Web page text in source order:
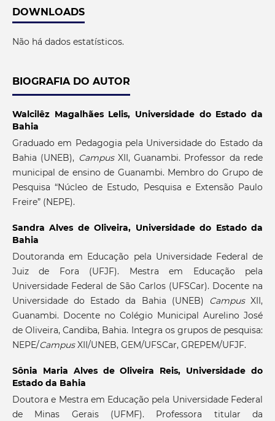
DOWNLOADS
Não há dados estatísticos.
BIOGRAFIA DO AUTOR
Walcilêz Magalhães Lelis, Universidade do Estado da
Bahia
Graduado em Pedagogia pela Universidade do Estado da
Bahia (UNEB), CampusXII, Guanambi. Professor da rede
municipal de ensino de Guanambi. Membro do Grupo de
Pesquisa “Núcleo de Estudo, Pesquisa e Extensão Paulo
Freire” (NEPE).
Sandra Alves de Oliveira, Universidade do Estado da
Bahia
Doutoranda em Educação pela Universidade Federal de
Juiz de Fora (UFJF). Mestra em Educação pela
Universidade Federal de São Carlos (UFSCar). Docente na
Universidade do Estado da Bahia (UNEB) CampusXII,
Guanambi. Docente no Colégio Municipal Aurelino José
de Oliveira, Candiba, Bahia. Integra os grupos de pesquisa:
NEPE/CampusXII/UNEB, GEM/UFSCar, GREPEM/UFJF.
Sônia Maria Alves de Oliveira Reis, Universidade do
Estado da Bahia
Doutora e Mestra em Educação pela Universidade Federal
de Minas Gerais (UFMF). Professora titular da